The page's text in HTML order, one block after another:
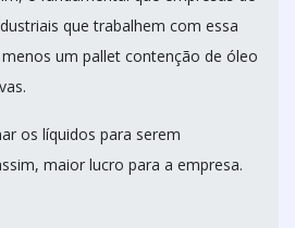
que trabalhem com essa
um pallet contenção de óleo
os líquidos para serem
maior lucro para a empresa.